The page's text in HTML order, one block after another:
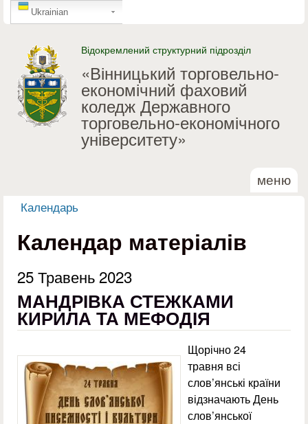
Перейти до основного
GTranslate
Ukrainian
Відокремлений структурний підрозділ
«Вінницький торговельно-
економічний фаховий
коледж Державного
торговельно-економічного
університету»
меню
Ви є тут
Календарь
Календар матеріалів
25 Травень 2023
МАНДРІВКА СТЕЖКАМИ
КИРИЛА ТА МЕФОДІЯ
Щорічно 24
травня всі
слов’янські країни
відзначають День
слов’янської